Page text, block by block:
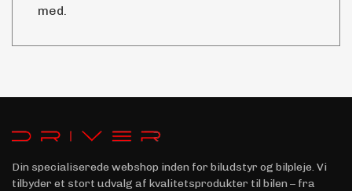
med.
Din specialiserede webshop inden for biludstyr og bilpleje. Vi
tilbyder et stort udvalg af kvalitetsprodukter til bilen – fra